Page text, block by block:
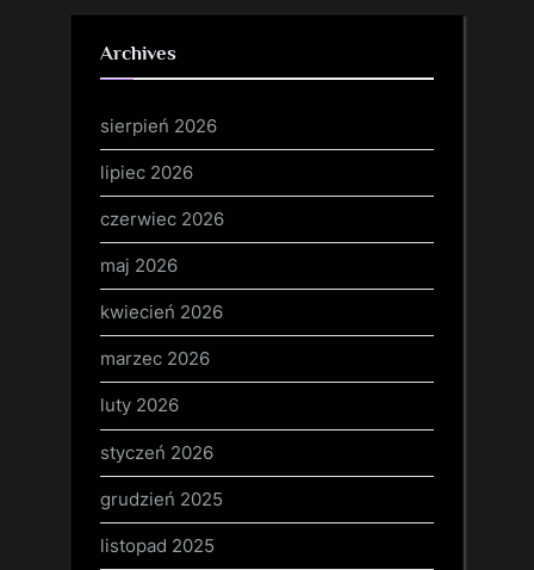
Archives
sierpień 2026
lipiec 2026
czerwiec 2026
maj 2026
kwiecień 2026
marzec 2026
luty 2026
styczeń 2026
grudzień 2025
listopad 2025